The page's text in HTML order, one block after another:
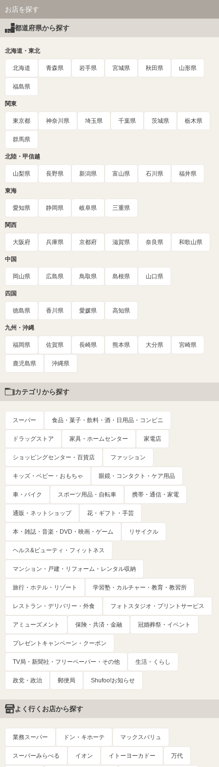
お店を探す
都道府県から探す
北海道・東北
北海道 青森県 岩手県 宮城県 秋田県 山形県
福島県
関東
東京都 神奈川県 埼玉県 千葉県 茨城県 栃木県
群馬県
北陸・甲信越
山梨県 長野県 新潟県 富山県 石川県 福井県
東海
愛知県 静岡県 岐阜県 三重県
関西
大阪府 兵庫県 京都府 滋賀県 奈良県 和歌山県
中国
岡山県 広島県 鳥取県 島根県 山口県
四国
徳島県 香川県 愛媛県 高知県
九州・沖縄
福岡県 佐賀県 長崎県 熊本県 大分県 宮崎県
鹿児島県 沖縄県
カテゴリから探す
スーパー 食品・菓子・飲料・酒・日用品・コンビニ
ドラッグストア 家具・ホームセンター 家電店
ショッピングセンター・百貨店 ファッション
キッズ・ベビー・おもちゃ 眼鏡・コンタクト・ケア用品
車・バイク スポーツ用品・自転車 携帯・通信・家電
通販・ネットショップ 花・ギフト・手芸
本・雑誌・音楽・DVD・映画・ゲーム リサイクル
ヘルス&ビューティ・フィットネス
マンション・戸建・リフォーム・レンタル収納
旅行・ホテル・リゾート 学習塾・カルチャー・教育・教習所
レストラン・デリバリー・外食 フォトスタジオ・プリントサービス
アミューズメント 保険・共済・金融 冠婚葬祭・イベント
プレゼントキャンペーン・クーポン
TV局・新聞社・フリーペーパー・その他 生活・くらし
政党・政治 郵便局 Shufoo!お知らせ
よく行くお店から探す
業務スーパー ドン・キホーテ マックスバリュ
スーパーみらべる イオン イトーヨーカドー 万代